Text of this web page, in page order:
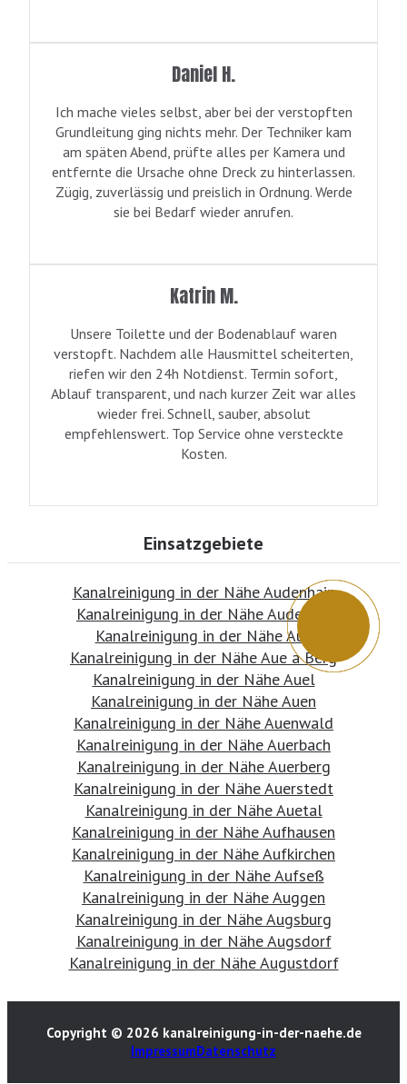
Daniel H.
Ich mache vieles selbst, aber bei der verstopften
Grundleitung ging nichts mehr. Der Techniker kam
am späten Abend, prüfte alles per Kamera und
entfernte die Ursache ohne Dreck zu hinterlassen.
Zügig, zuverlässig und preislich in Ordnung. Werde
sie bei Bedarf wieder anrufen.
Katrin M.
Unsere Toilette und der Bodenablauf waren
verstopft. Nachdem alle Hausmittel scheiterten,
riefen wir den 24h Notdienst. Termin sofort,
Ablauf transparent, und nach kurzer Zeit war alles
wieder frei. Schnell, sauber, absolut
empfehlenswert. Top Service ohne versteckte
Kosten.
Einsatzgebiete
Kanalreinigung in der Nähe Audenhain
Kanalreinigung in der Nähe Auderath
Kanalreinigung in der Nähe Aue
Kanalreinigung in der Nähe Aue a Berg
Kanalreinigung in der Nähe Auel
Kanalreinigung in der Nähe Auen
Kanalreinigung in der Nähe Auenwald
Kanalreinigung in der Nähe Auerbach
Kanalreinigung in der Nähe Auerberg
Kanalreinigung in der Nähe Auerstedt
Kanalreinigung in der Nähe Auetal
Kanalreinigung in der Nähe Aufhausen
Kanalreinigung in der Nähe Aufkirchen
Kanalreinigung in der Nähe Aufseß
Kanalreinigung in der Nähe Auggen
Kanalreinigung in der Nähe Augsburg
Kanalreinigung in der Nähe Augsdorf
Kanalreinigung in der Nähe Augustdorf
Copyright © 2026 kanalreinigung-in-der-naehe.de
ImpressumDatenschutz